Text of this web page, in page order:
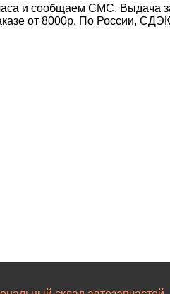
и сообщаем СМС. Выдача
от 8000р. По России,